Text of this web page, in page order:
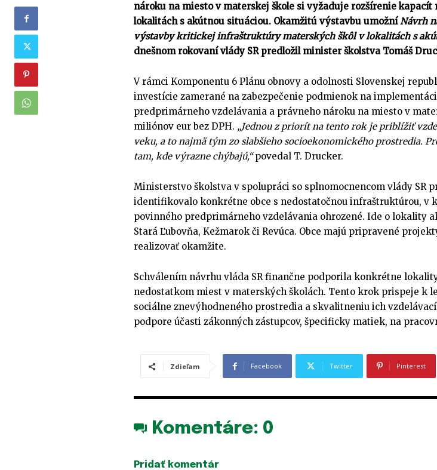
nároku na miesto v materskej škole si vyžaduje rozšírenie kapacít
lokalitách s akútnou situáciou. Okamžitú výstavbu umožníNávrh
výstavby kritickej infraštruktúry materských škôl v lokalitách s
dnešnom rokovaní vlády SR predložil minister školstva Tomáš
V rámci Komponentu 6 Plánu obnovy a odolnosti Slovenskej
investície zamerané na zabezpečenie podmienok na
predprimárneho vzdelávania a právneho nároku na miesto v
miliónov eur bez DPH. „Jednou z priorít na tento rok je priblížiť
veku, a to najmä tým zo slabšieho socioekonomického prostredia.
tam, kde výrazne chýbajú,“povedal T. Drucker.
Ministerstvo školstva v spolupráci so splnomocnencom vlády SR
identifikovalo konkrétne obce s nedostatočnou infraštruktúrou, v
povinného predprimárneho vzdelávania ohrozené. Ide o lokality
Stará Ľubovňa, Kežmarok či Revúca. Obce majú pripravené
realizovať okamžite.
Schválením návrhu vláda SR finančne podporila konkrétne
nedostatkom miest v materských školách. Tento krok prispeje k
sociálne znevýhodneného prostredia a skvalitneniu ich
podpore účasti zákonných zástupcov, špecificky matiek, na
Zdieľam Facebook Twitter Pinterest
Komentáre: 0
Pridať komentár